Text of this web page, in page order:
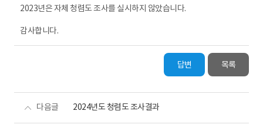
2023년은 자체 청렴도 조사를 실시하지 않았습니다.
감사합니다.
답변 목록
다음글 2024년도 청렴도 조사결과